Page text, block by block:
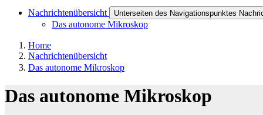
Nachrichtenübersicht Unterseiten des Navigationspunktes
Das autonome Mikroskop
Home
Nachrichtenübersicht
Das autonome Mikroskop
Das autonome Mikroskop